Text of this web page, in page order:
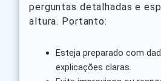
perguntas detalhadas e
altura. Portanto:
Esteja preparado com
explicações claras.